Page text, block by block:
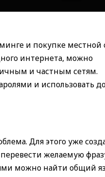
и покупке местной
интернета, можно
и частным сетям.
и использовать
Для этого уже
желаемую
можно найти общий